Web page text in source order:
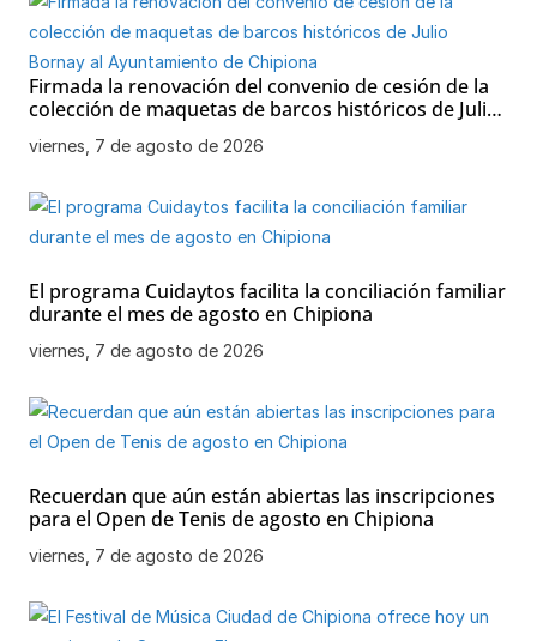
Firmada la renovación del convenio de cesión de la
colección de maquetas de barcos históricos de Julio
Bornay al Ayuntamiento de Chipiona
viernes, 7 de agosto de 2026
El programa Cuidaytos facilita la conciliación familiar
durante el mes de agosto en Chipiona
viernes, 7 de agosto de 2026
Recuerdan que aún están abiertas las inscripciones
para el Open de Tenis de agosto en Chipiona
viernes, 7 de agosto de 2026